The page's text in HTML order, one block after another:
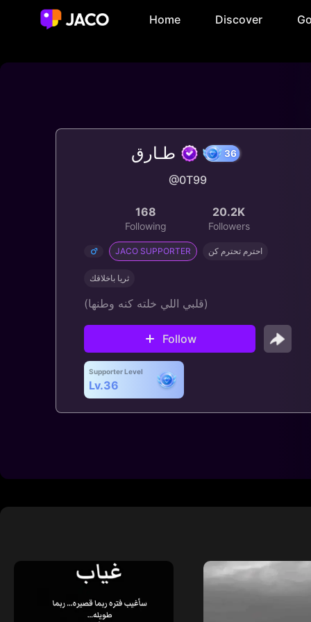
Home Discover
طـارق
@0T99
168
Following
20.2K
Followers
JACO SUPPORTER احترم تحترم كن
ثريا باخلاقك
(قلبي اللي خلته كنه وطنها)
Follow
Supporter Level
Lv.36